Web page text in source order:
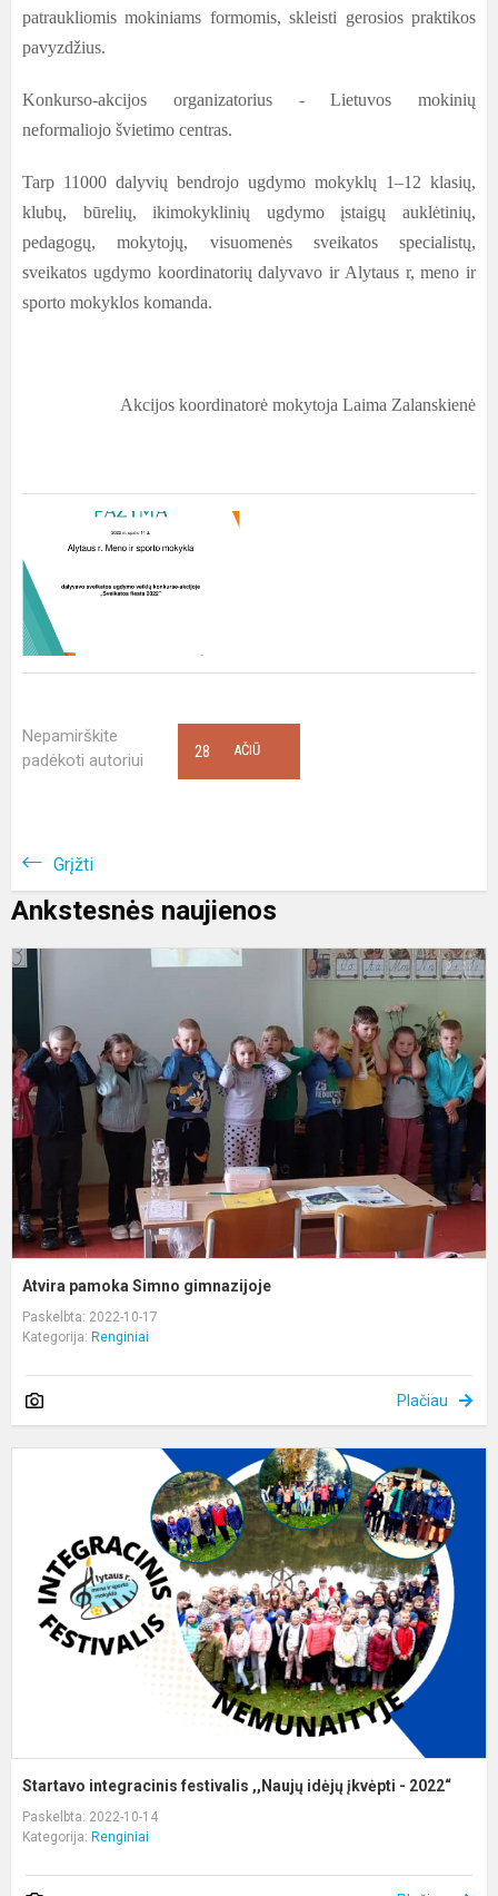
patraukliomis mokiniams formomis, skleisti gerosios praktikos
pavyzdžius.
Konkurso-akcijos organizatorius - Lietuvos mokinių
neformaliojo švietimo centras.
Tarp 11000 dalyvių bendrojo ugdymo mokyklų 1–12 klasių,
klubų, būrelių, ikimokyklinių ugdymo įstaigų auklėtinių,
pedagogų, mokytojų, visuomenės sveikatos specialistų,
sveikatos ugdymo koordinatorių dalyvavo ir Alytaus r, meno ir
sporto mokyklos komanda.
Akcijos koordinatorė mokytoja Laima Zalanskienė
Nepamirškite
padėkoti autoriui
AČIŪ
28
Grįžti
Ankstesnės naujienos
Atvira pamoka Simno gimnazijoje
Paskelbta: 2022-10-17
Kategorija: Renginiai
Plačiau
Startavo integracinis festivalis ,,Naujų idėjų įkvėpti - 2022“
Paskelbta: 2022-10-14
Kategorija: Renginiai